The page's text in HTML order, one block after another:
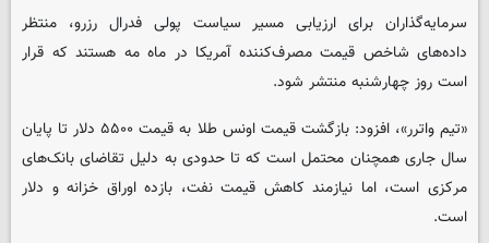
سرمایه‌گذاران برای ارزیابی مسیر سیاست پولی فدرال رزرو، منتظر
داده‌های شاخص قیمت مصرف‌کننده آمریکا در ماه مه هستند که قرار
است روز چهارشنبه منتشر شود.
«تیم واترر»، افزود: بازگشت قیمت اونس طلا به قیمت ۵۵۰۰ دلار تا پایان
سال جاری همچنان محتمل است که تا حدودی به دلیل تقاضای بانک‌های
مرکزی است، اما نیازمند کاهش قیمت نفت، بازده اوراق خزانه‌ و دلار
است.